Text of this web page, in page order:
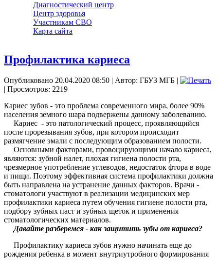
Диагностический центр
Центр здоровья
Участникам СВО
Карта сайта
Профилактика кариеса
Опубликовано 20.04.2020 08:50 | Автор: ГБУЗ МГБ |
| Просмотров: 2219
Кариес зубов - это проблема современного мира, более 90%
населения земного шара подвержены данному заболеванию.
Кариес - это патологический процесс, проявляющийся
после прорезывания зубов, при котором происходит
размягчение эмали с последующим образованием полости.
Основными факторами, провоцирующими начало кариеса,
являются: зубной налет, плохая гигиена полости рта,
чрезмерное употребление углеводов, недостаток фтора в воде
и пищи. Поэтому эффективная система профилактики должна
быть направлена на устранение данных факторов. Врачи -
стоматологи участвуют в реализации медицинских мер
профилактики кариеса путем обучения гигиене полости рта,
подбору зубных паст и зубных щеток и применения
стоматологических материалов.
Давайте разберемся - как защитить зубы от кариеса?
Профилактику кариеса зубов нужно начинать еще до
рождения ребенка в момент внутриутробного формирования